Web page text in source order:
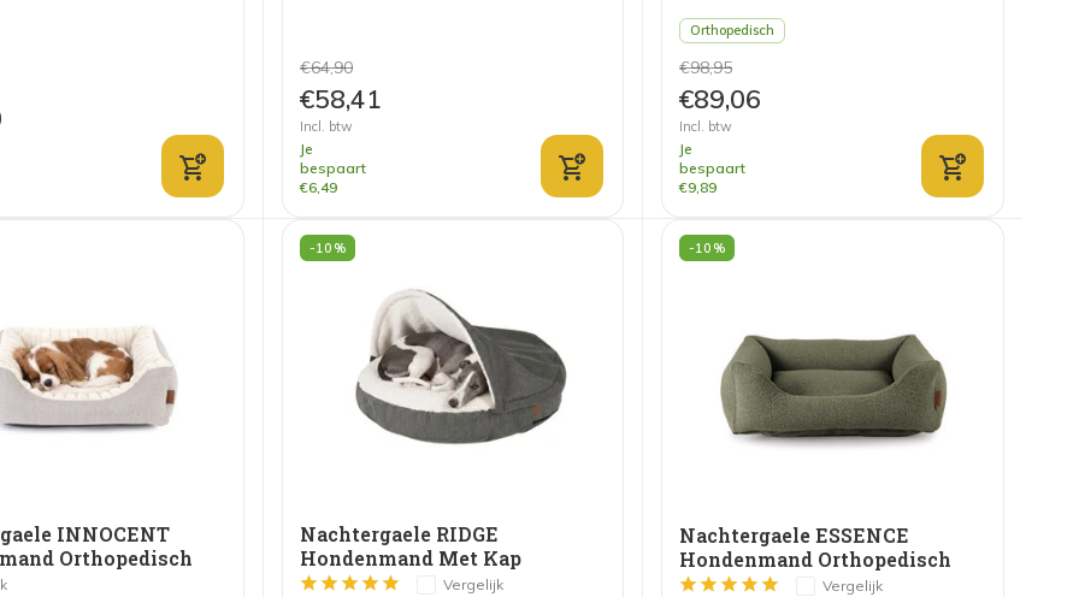
€64,90
€58,41
Incl. btw
Je
bespaart
€6,49
Orthopedisch
€98,95
€89,06
Incl. btw
Je
bespaart
€9,89
INNOCENT
Orthopedisch
-10%
Nachtergaele RIDGE
Hondenmand Met Kap
Donkergrijs
Vergelijk
-10%
Nachtergaele ESSENCE
Hondenmand Orthopedisch
Donker Groen
Vergelijk